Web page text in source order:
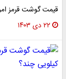
قیمت گوشت قرمز امروز ۲۲ دی ۱۴۰۳ در آغازین ساعت‌های روز
۲۲ دی ۱۴۰۳